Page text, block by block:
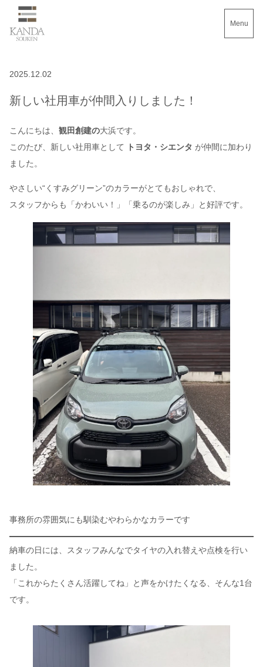
Menu
2025.12.02
新しい社用車が仲間入りしました！
こんにちは、 観田創建の大浜です。
このたび、新しい社用車として
トヨタ・シエンタ が仲間に加わり
ました。
やさしい“くすみグリーン”のカラーがとてもおしゃれで、
スタッフからも「かわいい！」「乗るのが楽しみ」と好評です。
事務所の雰囲気にも馴染むやわらかなカラーです
納車の日には、スタッフみんなでタイヤの入れ替えや点検を行い
ました。
「これからたくさん活躍してね」と声をかけたくなる、そんな1台
です。